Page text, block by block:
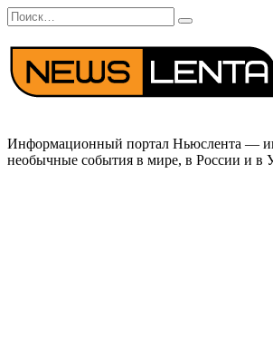
Перейти
к
содержанию
Search
for:
Информационный портал Ньюслента —
необычные события в мире, в России и в